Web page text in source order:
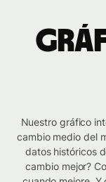
Nuestro gráfico
cambio medio del
datos históricos
cambio mejor?